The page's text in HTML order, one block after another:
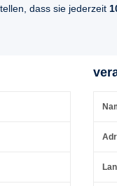
dass sie jederzeit